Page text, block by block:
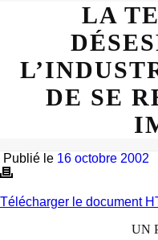
LA
DE SE
Publié le 16 octobre 2002
Télécharger le document
UN